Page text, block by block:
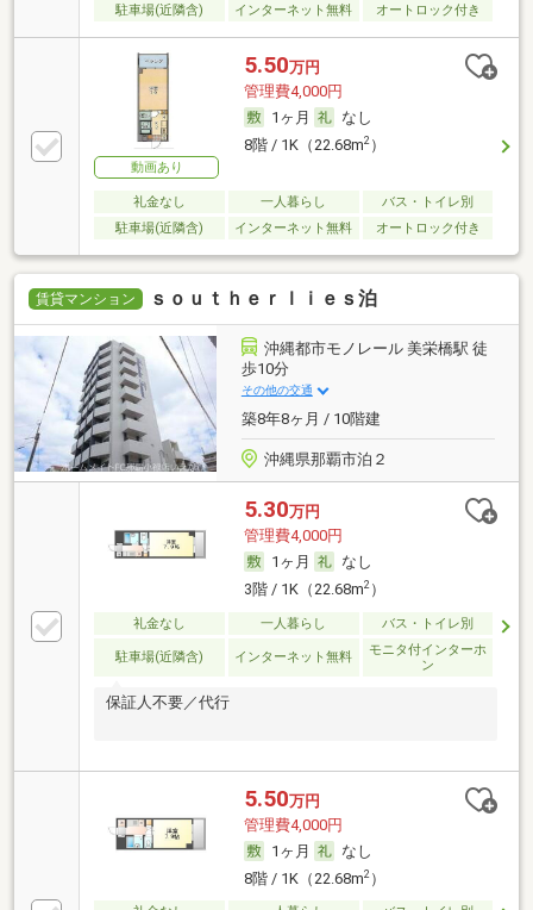
駐車場(近隣含)
インターネット無料 オートロック付き
動画あり
5.50万円
管理費4,000円
1ヶ月
なし
8階 / 1K（22.68m2）
礼金なし 一人暮らし
バス・トイレ別
駐車場(近隣含)
インターネット無料 オートロック付き
賃貸マンション ｓｏｕｔｈｅｒｌｉｅｓ泊
沖縄都市モノレール 美栄橋駅 徒
歩10分
その他の交通
築8年8ヶ月 / 10階建
沖縄県那覇市泊２
5.30万円
管理費4,000円
1ヶ月
なし
3階 / 1K（22.68m2）
礼金なし 一人暮らし バス・トイレ別
駐車場(近隣含) インターネット無料
モニタ付インターホ
ン
保証人不要／代行
5.50万円
管理費4,000円
1ヶ月
なし
8階 / 1K（22.68m2）